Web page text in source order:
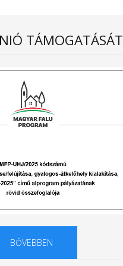
TÁMOGATÁSÁT
BŐVEBBEN